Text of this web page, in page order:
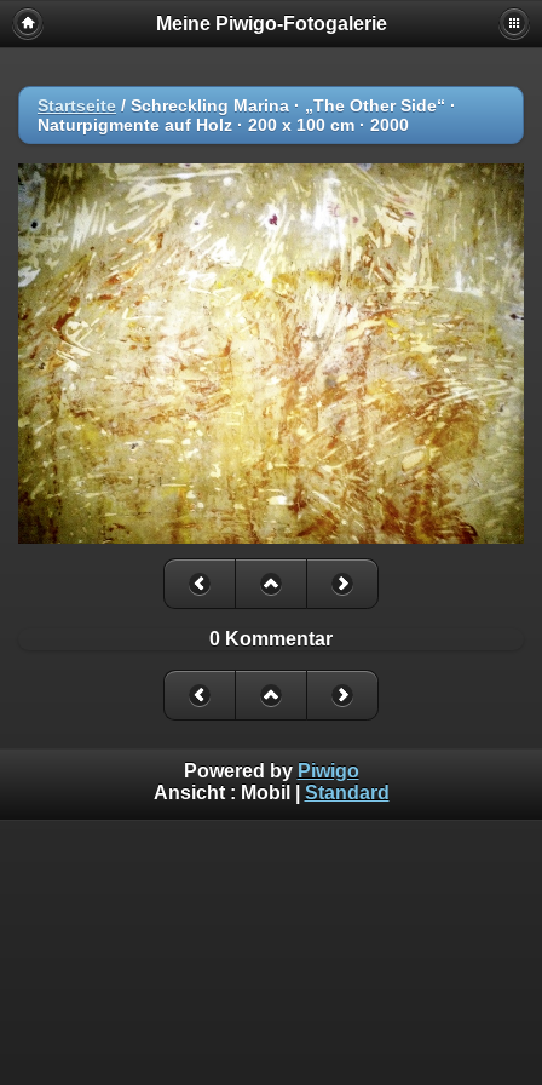
Meine Piwigo-Fotogalerie
Startseite / Schreckling Marina · „The Other Side“ ·
Naturpigmente auf Holz · 200 x 100 cm · 2000
0 Kommentar
Powered by Piwigo
Ansicht : Mobil Standard